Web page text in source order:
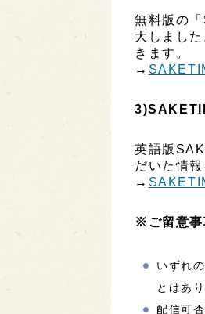
無料版の
大しまし
きます。
→
英語版
だいた情
→
※ご留意事
いずれ
とはあ
配信可